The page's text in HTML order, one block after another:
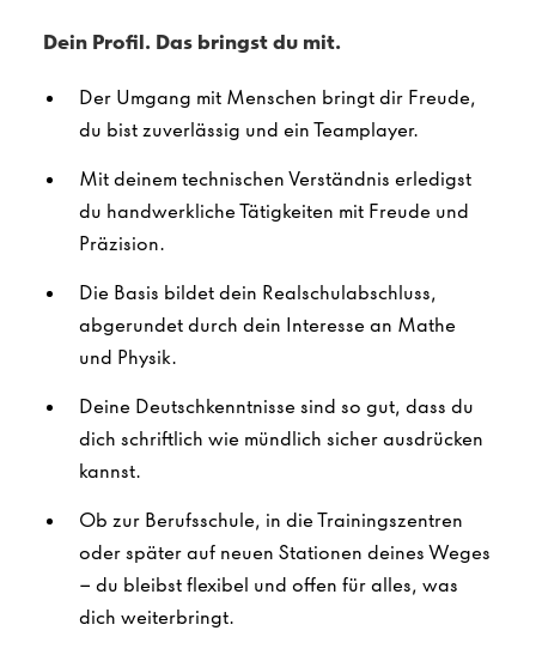
Dein Profil. Das bringst du mit.
Der Umgang mit Menschen bringt dir Freude,
du bist zuverlässig und ein Teamplayer.
Mit deinem technischen Verständnis erledigst
du handwerkliche Tätigkeiten mit Freude und
Präzision.
Die Basis bildet dein Realschulabschluss,
abgerundet durch dein Interesse an Mathe
und Physik.
Deine Deutschkenntnisse sind so gut, dass du
dich schriftlich wie mündlich sicher ausdrücken
kannst.
Ob zur Berufsschule, in die Trainingszentren
oder später auf neuen Stationen deines Weges
– du bleibst flexibel und offen für alles, was
dich weiterbringt.